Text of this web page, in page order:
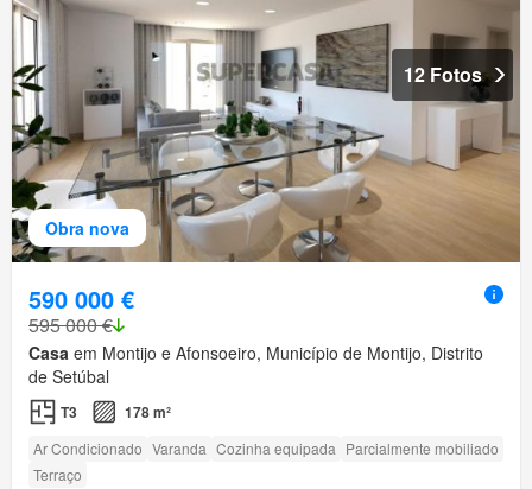
Obra nova
12 Fotos
590 000 €
595 000 €
Casa em Montijo e Afonsoeiro, Município de Montijo, Distrito
de Setúbal
T3 178 m²
Ar Condicionado Varanda Cozinha equipada Parcialmente mobiliado
Terraço